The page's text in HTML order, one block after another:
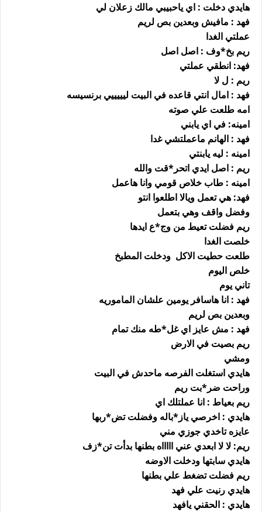
هايدي دخلت : اي ياحبيبي مالك زعلان لي
فهد : مافيش وبعدين بص لريم
عملتي الغدا
ريم بخ*وف : اصل اصل
فهد: انطقي عملتي
ريم : ل لا
فهد : امال انتي قاعده في البيت ليييييي برنسيسه
امه طلعت علي صوته
امينه: في اي يابني
فهد : الهانم ماعملتشي غدا
امينه : ليه يابنتي
ريم : اصل ايدي اتحر*قت والله
امينه : طاب خلاص قومي وانا هاعمل
فهد: هي تعمل ويالا اطلعوا انتو
وفضل واقف وهي بتعمل
ريم فضلت تعيط من وج*ع ايدها
خلصت الغدا
طلعت حطيت الاكل ودخلت المطبخ
خلص اليوم
تاني يوم
فهد : انا هاسافر يومين علشان الماموريه
وبعدين بص لريم
فهد : مش عايز اي غل*طه منك تمام
ريم بصيت في الارض
ومشي
هايدي استغلت الفرصه ماحدش في البيت
وراحت ضر*بت ريم
ريم بعياط : انا عملتلك اي
هايدي : اخرصي ياز*باله وفضلت تض*ربها
عايزه تاخدي جوزي مني
ريم: لا لا ابعدي عني اااااه بطنها بدأت تن*زف
هايدي سابتها ودخلت الاوضه
ريم فضلت تضغط علي بطنها
هايدي رنيت علي فهد
هايدي : الحقني يافهد